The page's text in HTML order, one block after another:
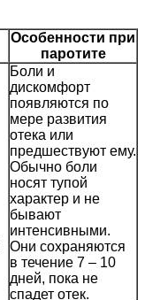
Особенности при
паротите
Боли и
дискомфорт
появляются по
мере развития
отека или
предшествуют ему.
Обычно боли
носят тупой
характер и не
бывают
интенсивными.
Они сохраняются
в течение 7 – 10
дней, пока не
спадет отек.